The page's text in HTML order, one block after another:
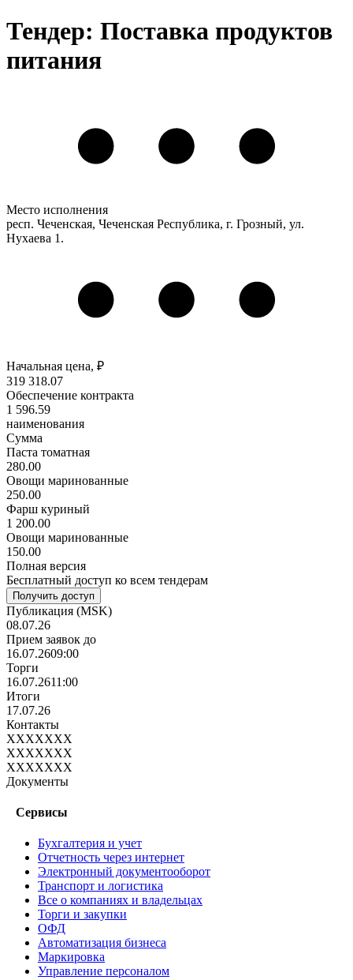
Тендер: Поставка продуктов
питания
Место исполнения
респ. Чеченская, Чеченская Республика, г. Грозный, ул.
Нухаева 1.
Начальная цена, ₽
319 318.07
Обеспечение контракта
1 596.59
наименования
Сумма
Паста томатная
280.00
Овощи маринованные
250.00
Фарш куриный
1 200.00
Овощи маринованные
150.00
Полная версия
Бесплатный доступ ко всем тендерам
Получить доступ
Публикация (MSK)
08.07.26
Прием заявок до
16.07.2609:00
Торги
16.07.2611:00
Итоги
17.07.26
Контакты
XXXXXXX
XXXXXXX
XXXXXXX
Документы
Сервисы
Бухгалтерия и учет
Отчетность через интернет
Электронный документооборот
Транспорт и логистика
Все о компаниях и владельцах
Торги и закупки
ОФД
Автоматизация бизнеса
Маркировка
Управление персоналом